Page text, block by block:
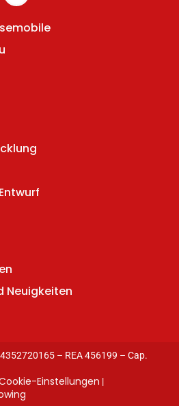
Neuigkeiten
– REA 456199 – Cap.
Einstellungen |